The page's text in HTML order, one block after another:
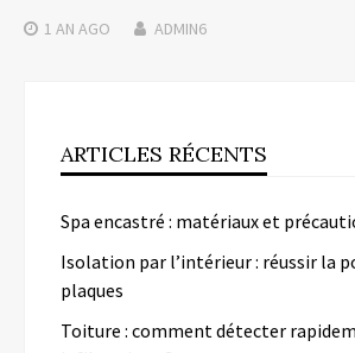
1 AN AGO ADMIN6
ARTICLES RÉCENTS
Spa encastré : matériaux et
Isolation par l’intérieur : réussir la
plaques
Toiture : comment détecter